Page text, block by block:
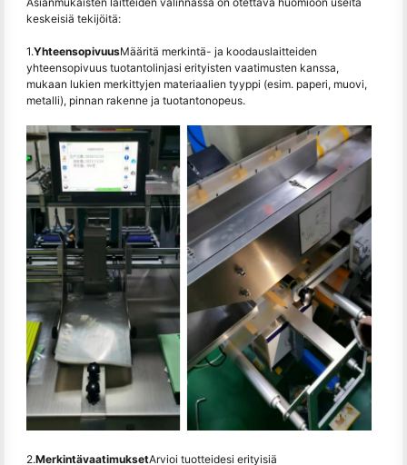
keskeisiä tekijöitä:
1.YhteensopivuusMääritä merkintä- ja koodauslaitteiden
yhteensopivuus tuotantolinjasi erityisten vaatimusten kanssa,
mukaan lukien merkittyjen materiaalien tyyppi (esim. paperi, muovi,
metalli), pinnan rakenne ja tuotantonopeus.
2.MerkintävaatimuksetArvioi tuotteidesi erityisiä